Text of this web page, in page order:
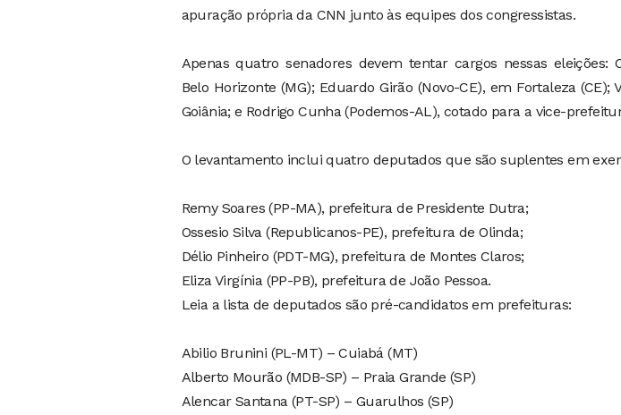
apuração própria da CNN junto às equipes dos congressistas.
Apenas quatro senadores devem tentar cargos nessas eleições:
Belo Horizonte (MG); Eduardo Girão (Novo-CE), em Fortaleza (CE);
Goiânia; e Rodrigo Cunha (Podemos-AL), cotado para a vice-
O levantamento inclui quatro deputados que são suplentes em
Remy Soares (PP-MA), prefeitura de Presidente Dutra;
Ossesio Silva (Republicanos-PE), prefeitura de Olinda;
Délio Pinheiro (PDT-MG), prefeitura de Montes Claros;
Eliza Virgínia (PP-PB), prefeitura de João Pessoa.
Leia a lista de deputados são pré-candidatos em prefeituras:
Abilio Brunini (PL-MT) – Cuiabá (MT)
Alberto Mourão (MDB-SP) – Praia Grande (SP)
Alencar Santana (PT-SP) – Guarulhos (SP)